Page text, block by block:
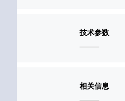
技术参数
相关信息